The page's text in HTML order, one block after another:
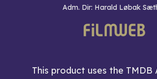
Adm. Dir: Harald Løbak
This product uses the TMDB